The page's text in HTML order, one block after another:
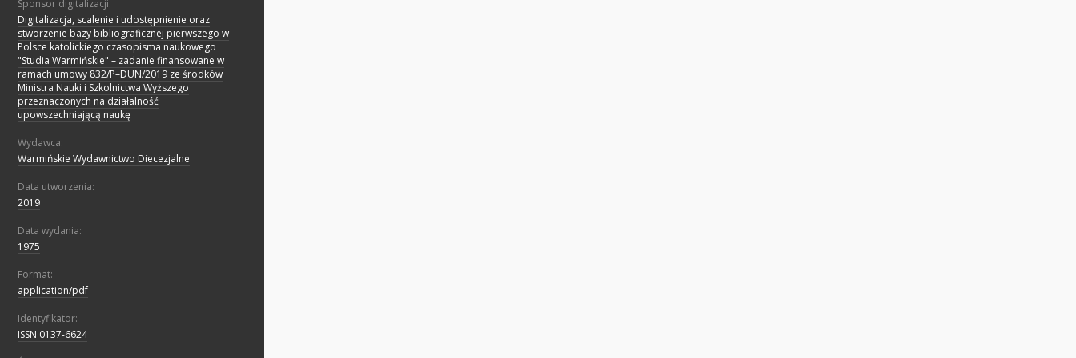
Sponsor digitalizacji:
Digitalizacja, scalenie i udostępnienie oraz
stworzenie bazy bibliograficznej pierwszego w
Polsce katolickiego czasopisma naukowego
"Studia Warmińskie" – zadanie finansowane w
ramach umowy 832/P–DUN/2019 ze środków
Ministra Nauki i Szkolnictwa Wyższego
przeznaczonych na działalność
upowszechniającą naukę
Wydawca:
Warmińskie Wydawnictwo Diecezjalne
Data utworzenia:
2019
Data wydania:
1975
Format:
application/pdf
Identyfikator:
ISSN 0137-6624